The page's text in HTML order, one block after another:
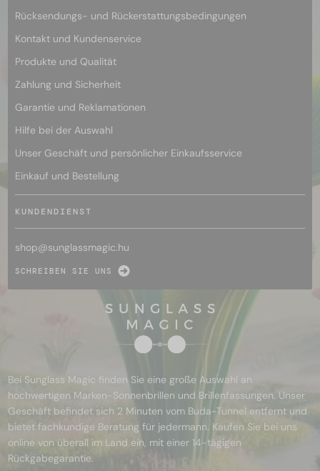
Rücksendungs- und Rückerstattungsbedingungen
Kontakt und Kundenservice
Produkte und Qualität
Zahlung und Sicherheit
Garantie und Reklamationen
Hilfe bei der Auswahl
Unser Geschäft und persönlicher Einkaufsservice
Einkauf und Bestellung
KUNDENDIENST
shop@sunglassmagic.hu
SCHREIBEN SIE UNS
Bei Sunglass Magic finden Sie eine große Auswahl an
hochwertigen Marken-Sonnenbrillen und Brillenfassungen. Unser
Geschäft befindet sich 2 Minuten vom Buda-Tunnel entfernt und
bietet fachkundige Beratung für jedermann. Kaufen Sie bei uns
online von überall im Land ein, mit einer 14-tägigen
Rückgabegarantie.